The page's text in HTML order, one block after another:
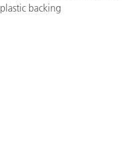
plastic backing